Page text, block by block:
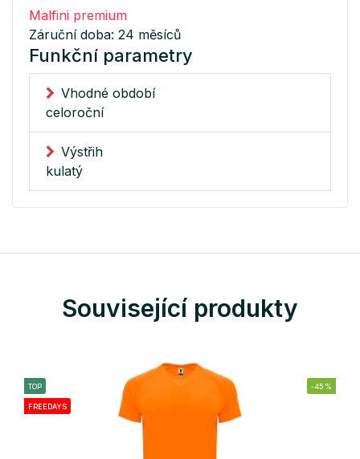
Malfini premium
Záruční doba: 24 měsíců
Funkční parametry
Vhodné období
celoroční
Výstřih
kulatý
Související produkty
TOP
FREEDAYS
-45%